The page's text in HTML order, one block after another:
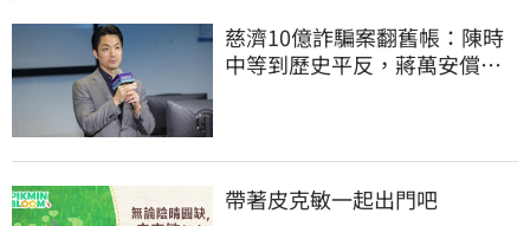
慈濟10億詐騙案翻舊帳：陳時
中等到歷史平反，蔣萬安償還
帶著皮克敏一起出門吧